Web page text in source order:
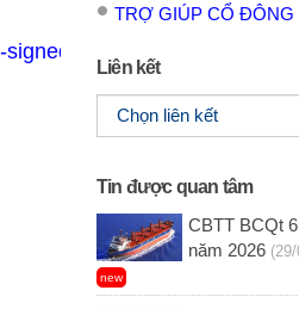
TRỢ GIÚP CỔ ĐÔNG
Liên kết
Tin được quan tâm
CBTT BCQt
năm 2026
new